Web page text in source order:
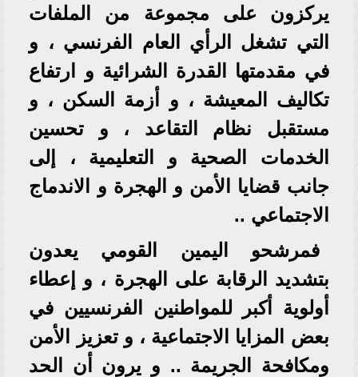
يركزون على مجموعة من الملفات
التي تشغل الرأي العام الفرنسي ، و
في مقدمتها القدرة الشرائية و ارتفاع
تكاليف المعيشة ، و أزمة السكن ، و
مستقبل نظام التقاعد ، و تحسين
الخدمات الصحية و التعليمية ، إلى
جانب قضايا الأمن و الهجرة و الاندماج
الاجتماعي ..
فمرشحو اليمين القومي يعدون
بتشديد الرقابة على الهجرة ، و إعطاء
أولوية أكبر للمواطنين الفرنسيين في
بعض المزايا الاجتماعية ، و تعزيز الأمن
ومكافحة الجريمة .. و يرون أن الحد